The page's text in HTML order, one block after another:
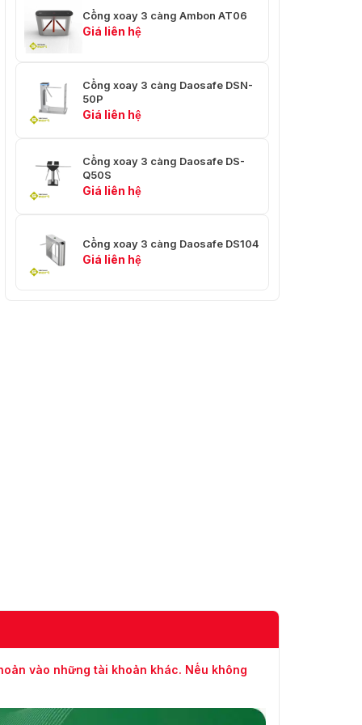
Cổng xoay 3 càng Ambon AT06
Giá liên hệ
Cổng xoay 3 càng Daosafe DSN-
50P
Giá liên hệ
Cổng xoay 3 càng Daosafe DS-
Q50S
Giá liên hệ
Cổng xoay 3 càng Daosafe DS104
Giá liên hệ
vào những tài khoản khác. Nếu không